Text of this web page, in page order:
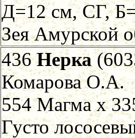
Д=12 см, СГ,
Зея Амурской
436Нерка
Комарова О.А.
554 Магма х
Густо